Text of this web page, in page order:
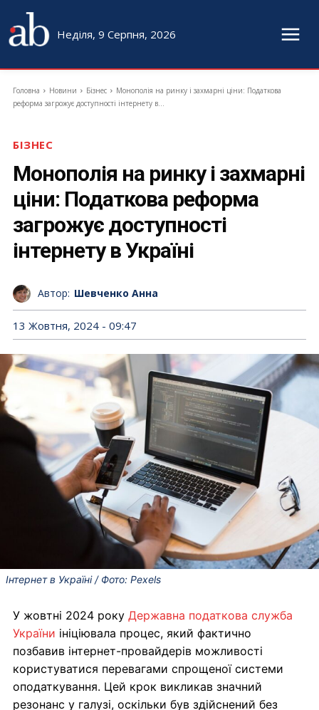
Неділя, 9 Серпня, 2026
Головна Новини Бізнес
Монополія на ринку і захмарні ціни: Податкова
реформа загрожує доступності інтернету в...
БІЗНЕС
Монополія на ринку і захмарні
ціни: Податкова реформа
загрожує доступності
інтернету в Україні
Автор: Шевченко Анна
13 Жовтня, 2024 - 09:47
Інтернет в Україні / Фото: Pexels
У жовтні 2024 року Державна податкова служба
України ініціювала процес, який фактично
позбавив інтернет-провайдерів можливості
користуватися перевагами спрощеної системи
оподаткування. Цей крок викликав значний
резонанс у галузі, оскільки був здійснений без